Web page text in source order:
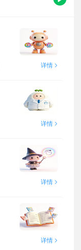
详情 >
详情 >
详情 >
详情 >